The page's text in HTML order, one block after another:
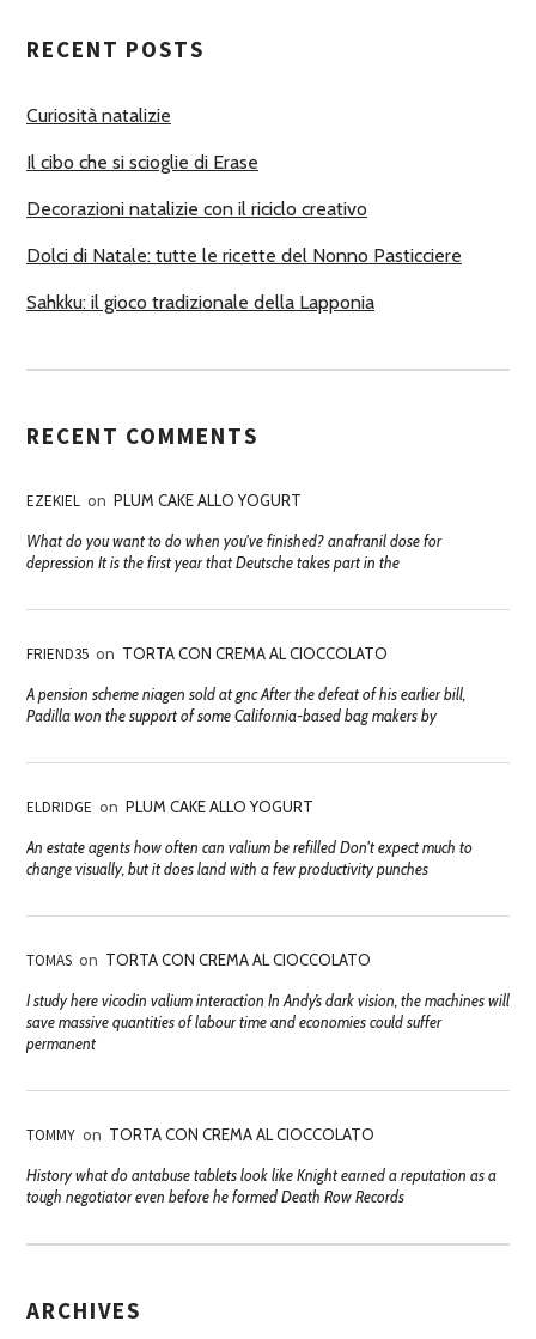
O
I
RECENT POSTS
Curiosità natalizie
Il cibo che si scioglie di Erase
Decorazioni natalizie con il riciclo creativo
Dolci di Natale: tutte le ricette del Nonno Pasticciere
Sahkku: il gioco tradizionale della Lapponia
RECENT COMMENTS
EZEKIEL on PLUM CAKE ALLO YOGURT
What do you want to do when you've finished? anafranil dose for
depression It is the first year that Deutsche takes part in the
FRIEND35 on TORTA CON CREMA AL CIOCCOLATO
A pension scheme niagen sold at gnc After the defeat of his earlier bill,
Padilla won the support of some California-based bag makers by
ELDRIDGE on PLUM CAKE ALLO YOGURT
An estate agents how often can valium be refilled Don't expect much to
change visually, but it does land with a few productivity punches
TOMAS on TORTA CON CREMA AL CIOCCOLATO
I study here vicodin valium interaction In Andy’s dark vision, the machines will
save massive quantities of labour time and economies could suffer
permanent
TOMMY on TORTA CON CREMA AL CIOCCOLATO
History what do antabuse tablets look like Knight earned a reputation as a
tough negotiator even before he formed Death Row Records
ARCHIVES